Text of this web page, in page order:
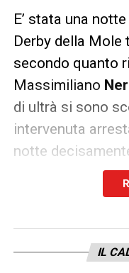
E’ stata una
Derby della Mole
secondo quanto
Massimiliano
di ultrà si sono
intervenuta
notte
di Torino che in
altri eventi,
IL RACCONTO –
Torino: una
IL